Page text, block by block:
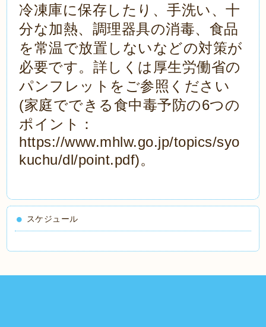
冷凍庫に保存したり、手洗い、十
分な加熱、調理器具の消毒、食品
を常温で放置しないなどの対策が
必要です。詳しくは厚生労働省の
パンフレットをご参照ください
(家庭でできる食中毒予防の6つの
ポイント：
https://www.mhlw.go.jp/topics/syo
kuchu/dl/point.pdf)。
スケジュール